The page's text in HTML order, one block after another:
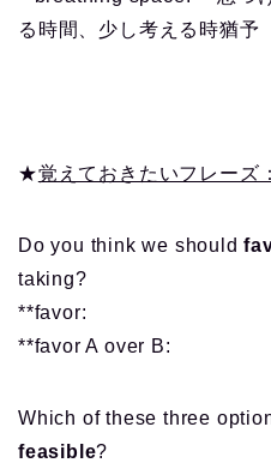
る時間、少し考える時猶予
★覚えておきたいフレーズ
Do you think we should
taking?
**favor:
**favor A over B:
Which of these three
feasible?